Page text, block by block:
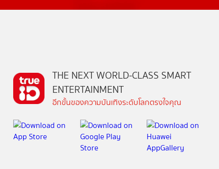
THE NEXT WORLD-CLASS SMART
ENTERTAINMENT
อีกขั้นของความบันเทิงระดับโลกตรงใจคุณ